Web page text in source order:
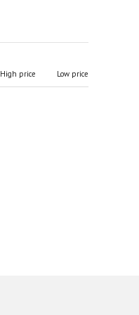
High price Low price